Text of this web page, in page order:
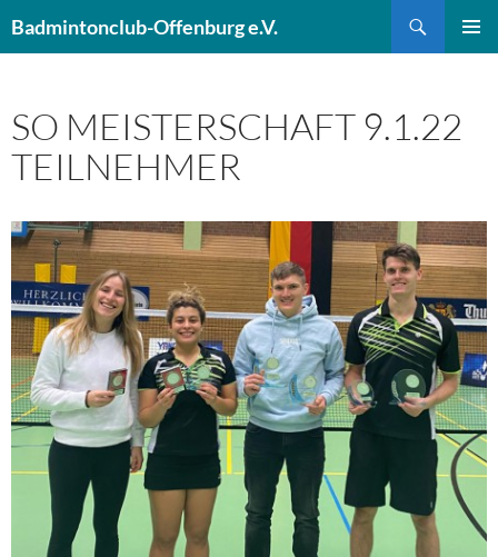
Inhalt
Badmintonclub-Offenburg e.V.
SO MEISTERSCHAFT 9.1.22
TEILNEHMER